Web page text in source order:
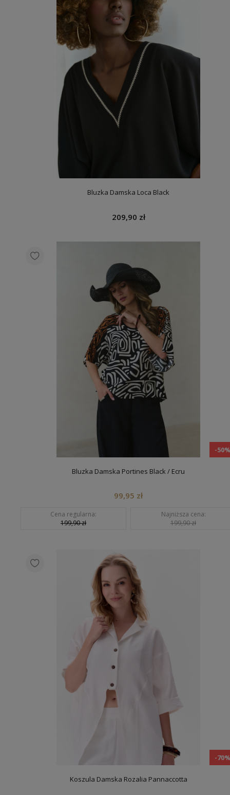
Bluzka Damska Loca Black
209,90 zł
-
Bluzka Damska Portines Black / Ecru
99,95 zł
Cena regularna:
199,90 zł
Najniższa cena:
199,90 zł
-
Koszula Damska Rozalia Pannaccotta